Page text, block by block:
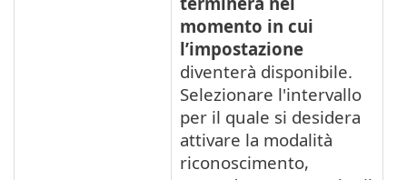
momento in cui
l’impostazione
diventerà disponibile.
Selezionare l'intervallo
per il quale si desidera
attivare la modalità
riconoscimento,